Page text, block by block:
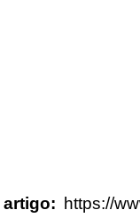
https://